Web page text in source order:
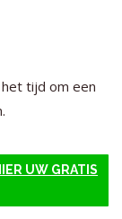
tijd om een
UW GRATIS